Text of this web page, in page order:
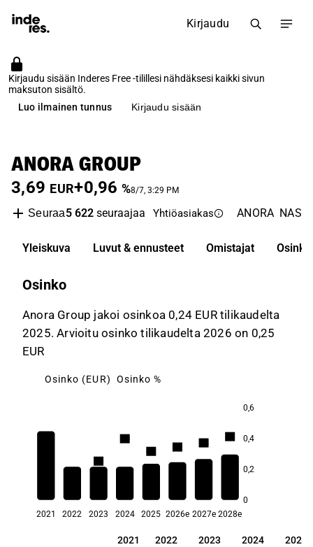
Kirjaudu
Kirjaudu sisään Inderes Free -tilillesi nähdäksesi kaikki sivun
maksuton sisältö.
Luo ilmainen tunnus
Kirjaudu sisään
ANORA GROUP
3,69 EUR+0,96 %8/7, 3:29 PM
Seuraa5 622seuraajaa Yhtiöasiakas ANORA
Yleiskuva Luvut & ennusteet Omistajat Osinko
Osinko
Anora Group jakoi osinkoa 0,24 EUR tilikaudelta
2025. Arvioitu osinko tilikaudelta 2026 on 0,25
EUR
Osinko (EUR) Osinko %
0,6
0,4
0,2
0
7,9
7,3
2021 2022 2023 2024 2025 2026e 2027e 2028e
2021 2022 2023 2024 2025
2021 2022 2023 2024 2025